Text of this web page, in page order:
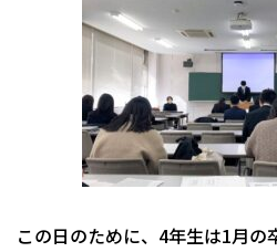
この日のために、4年生は1月の